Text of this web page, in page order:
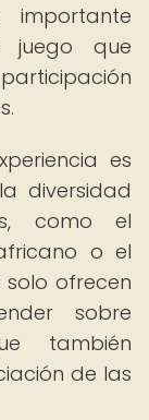
juego que
es
diversidad
como el
o el
solo ofrecen
sobre
también
de las